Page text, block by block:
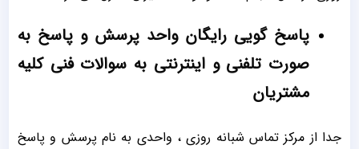
پاسخ گویی رایگان واحد پرسش و پاسخ به
صورت تلفنی و اینترنتی به سوالات فنی کلیه
مشتریان
جدا از مرکز تماس شبانه روزی ، واحدی به نام پرسش و پاسخ